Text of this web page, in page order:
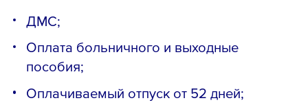
ДМС;
Оплата больничного и выходные
пособия;
Оплачиваемый отпуск от 52 дней;